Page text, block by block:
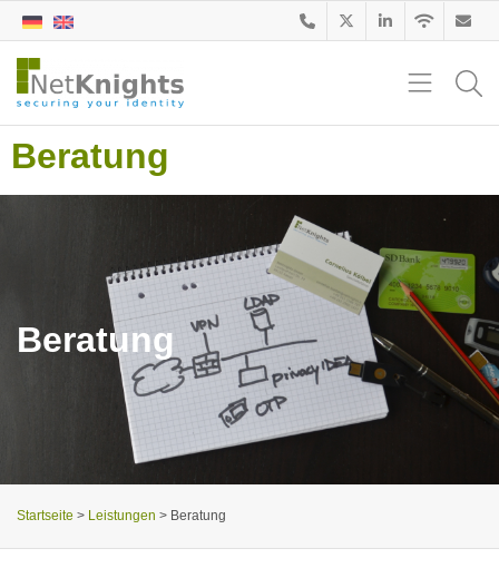
Beratung
Beratung
Startseite > Leistungen > Beratung